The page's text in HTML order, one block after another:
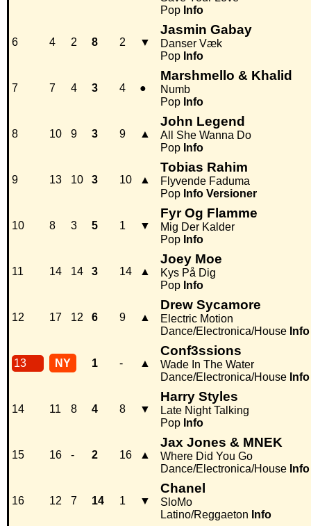
Pop Info
6 4 2 8 2 ▼
Jasmin Gabay
Danser Væk
Pop Info
7 7 4 3 4 ●
Marshmello & Khalid
Numb
Pop Info
8 10 9 3 9 ▲
John Legend
All She Wanna Do
Pop Info
9 13 10 3 10 ▲
Tobias Rahim
Flyvende Faduma
Pop Info Versioner
10 8 3 5 1 ▼
Fyr Og Flamme
Mig Der Kalder
Pop Info
11 14 14 3 14 ▲
Joey Moe
Kys På Dig
Pop Info
12 17 12 6 9 ▲
Drew Sycamore
Electric Motion
Dance/Electronica/House Info
13 NY 1 - ▲
Conf3ssions
Wade In The Water
Dance/Electronica/House Info
14 11 8 4 8 ▼
Harry Styles
Late Night Talking
Pop Info
15 16 - 2 16 ▲
Jax Jones & MNEK
Where Did You Go
Dance/Electronica/House Info
16 12 7 14 1 ▼
Chanel
SloMo
Latino/Reggaeton Info